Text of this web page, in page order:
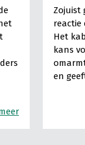
Zojuist
reactie
Het
kans
en